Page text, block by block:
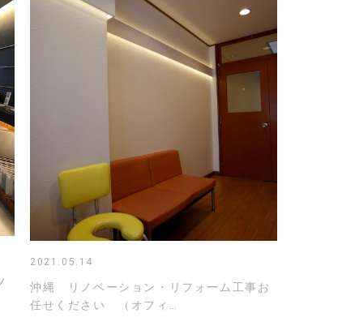
2021.05.14
沖縄 リノベーション・リフォーム工事お
任せください （オフィ…